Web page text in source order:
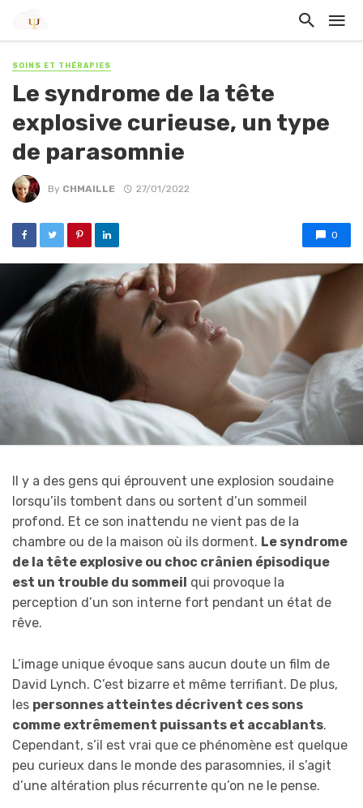
SOINS ET THÉRAPIES
Le syndrome de la tête
explosive curieuse, un type
de parasomnie
By CHMAILLE 27/01/2022
0
Il y a des gens qui éprouvent une explosion soudaine
lorsqu’ils tombent dans ou sortent d’un sommeil
profond. Et ce son inattendu ne vient pas de la
chambre ou de la maison où ils dorment. Le syndrome
de la tête explosive ou choc crânien épisodique
est un trouble du sommeil qui provoque la
perception d’un son interne fort pendant un état de
rêve.
L’image unique évoque sans aucun doute un film de
David Lynch. C’est bizarre et même terrifiant. De plus,
les personnes atteintes décrivent ces sons
comme extrêmement puissants et accablants.
Cependant, s’il est vrai que ce phénomène est quelque
peu curieux dans le monde des parasomnies, il s’agit
d’une altération plus récurrente qu’on ne le pense.